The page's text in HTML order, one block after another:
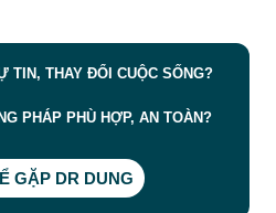
TIN, THAY ĐỔI CUỘC SỐNG?
PHÁP PHÙ HỢP, AN TOÀN?
GẶP DR DUNG